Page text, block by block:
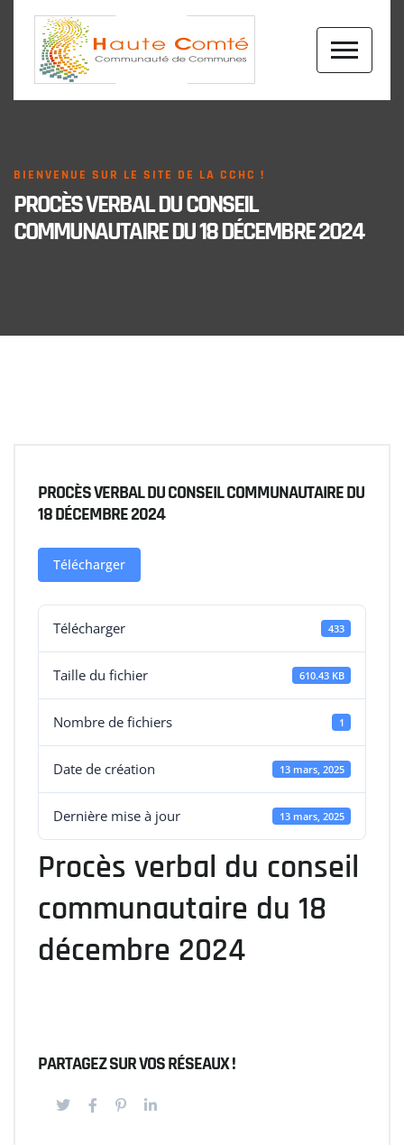
BIENVENUE SUR LE SITE DE LA CCHC !
PROCÈS VERBAL DU CONSEIL
COMMUNAUTAIRE DU 18 DÉCEMBRE 2024
PROCÈS VERBAL DU CONSEIL COMMUNAUTAIRE DU
18 DÉCEMBRE 2024
Télécharger
Télécharger 433
Taille du fichier 610.43 KB
Nombre de fichiers 1
Date de création 13 mars, 2025
Dernière mise à jour 13 mars, 2025
Procès verbal du conseil
communautaire du 18
décembre 2024
PARTAGEZ SUR VOS RÉSEAUX !